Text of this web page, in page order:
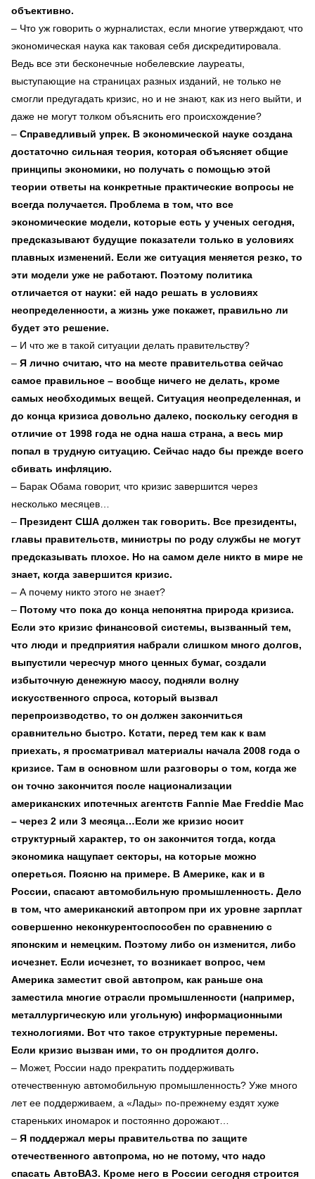
объективно.
– Что уж говорить о журналистах, если многие утверждают, что
экономическая наука как таковая себя дискредитировала.
Ведь все эти бесконечные нобелевские лауреаты,
выступающие на страницах разных изданий, не только не
смогли предугадать кризис, но и не знают, как из него выйти, и
даже не могут толком объяснить его происхождение?
– Справедливый упрек. В экономической науке создана
достаточно сильная теория, которая объясняет общие
принципы экономики, но получать с помощью этой
теории ответы на конкретные практические вопросы не
всегда получается. Проблема в том, что все
экономические модели, которые есть у ученых сегодня,
предсказывают будущие показатели только в условиях
плавных изменений. Если же ситуация меняется резко, то
эти модели уже не работают. Поэтому политика
отличается от науки: ей надо решать в условиях
неопределенности, а жизнь уже покажет, правильно ли
будет это решение.
– И что же в такой ситуации делать правительству?
– Я лично считаю, что на месте правительства сейчас
самое правильное – вообще ничего не делать, кроме
самых необходимых вещей. Ситуация неопределенная, и
до конца кризиса довольно далеко, поскольку сегодня в
отличие от 1998 года не одна наша страна, а весь мир
попал в трудную ситуацию. Сейчас надо бы прежде всего
сбивать инфляцию.
– Барак Обама говорит, что кризис завершится через
несколько месяцев…
– Президент США должен так говорить. Все президенты,
главы правительств, министры по роду службы не могут
предсказывать плохое. Но на самом деле никто в мире не
знает, когда завершится кризис.
– А почему никто этого не знает?
– Потому что пока до конца непонятна природа кризиса.
Если это кризис финансовой системы, вызванный тем,
что люди и предприятия набрали слишком много долгов,
выпустили чересчур много ценных бумаг, создали
избыточную денежную массу, подняли волну
искусственного спроса, который вызвал
перепроизводство, то он должен закончиться
сравнительно быстро. Кстати, перед тем как к вам
приехать, я просматривал материалы начала 2008 года о
кризисе. Там в основном шли разговоры о том, когда же
он точно закончится после национализации
американских ипотечных агентств Fannie Mae Freddie Mac
– через 2 или 3 месяца…Если же кризис носит
структурный характер, то он закончится тогда, когда
экономика нащупает секторы, на которые можно
опереться. Поясню на примере. В Америке, как и в
России, спасают автомобильную промышленность. Дело
в том, что американский автопром при их уровне зарплат
совершенно неконкурентоспособен по сравнению с
японским и немецким. Поэтому либо он изменится, либо
исчезнет. Если исчезнет, то возникает вопрос, чем
Америка заместит свой автопром, как раньше она
заместила многие отрасли промышленности (например,
металлургическую или угольную) информационными
технологиями. Вот что такое структурные перемены.
Если кризис вызван ими, то он продлится долго.
– Может, России надо прекратить поддерживать
отечественную автомобильную промышленность? Уже много
лет ее поддерживаем, а «Лады» по-прежнему ездят хуже
стареньких иномарок и постоянно дорожают…
– Я поддержал меры правительства по защите
отечественного автопрома, но не потому, что надо
спасать АвтоВАЗ. Кроме него в России сегодня строится